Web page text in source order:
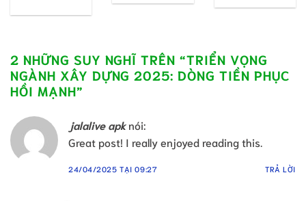
2 NHỮNG SUY NGHĨ TRÊN “TRIỂN VỌNG
NGÀNH XÂY DỰNG 2025: DÒNG TIỀN PHỤC
HỒI MẠNH”
jalalive apk nói:
Great post! I really enjoyed reading this.
24/04/2025 TẠI 09:27 TRẢ LỜI